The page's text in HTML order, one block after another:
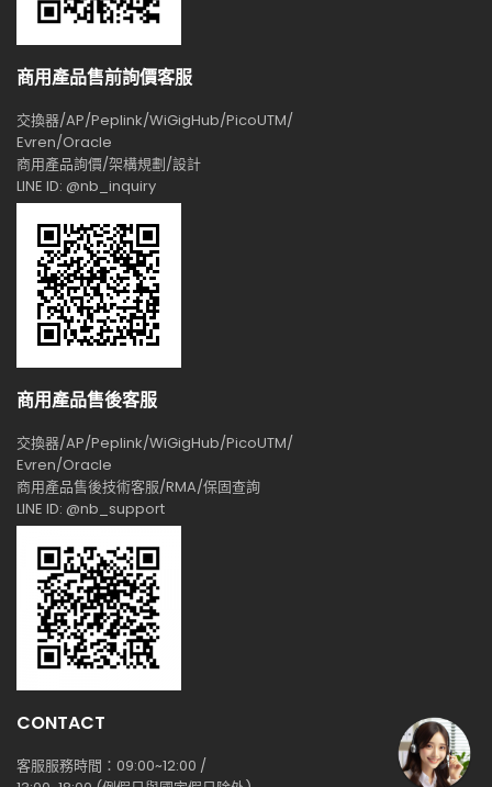
商用產品售前詢價客服
交換器/AP/Peplink/WiGigHub/PicoUTM/
Evren/Oracle
商用產品詢價/架構規劃/設計
LINE ID: @nb_inquiry
商用產品售後客服
交換器/AP/Peplink/WiGigHub/PicoUTM/
Evren/Oracle
商用產品售後技術客服/RMA/保固查詢
LINE ID: @nb_support
CONTACT
客服服務時間：09:00~12:00 /